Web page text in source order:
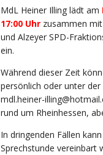
MdL Heiner Illing lädt am
17:00 Uhr zusammen
und Alzeyer SPD-
ein.
Während dieser Zeit
persönlich oder unter
mdl.heiner-
rund um Rheinhessen,
In dringenden Fällen
Sprechstunde vereinbart